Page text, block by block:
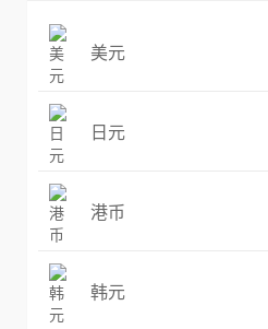
美元
日元
港币
韩元